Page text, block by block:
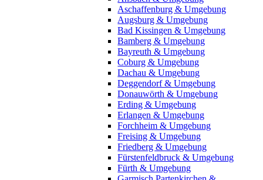
Aschaffenburg & Umgebung
Augsburg & Umgebung
Bad Kissingen & Umgebung
Bamberg & Umgebung
Bayreuth & Umgebung
Coburg & Umgebung
Dachau & Umgebung
Deggendorf & Umgebung
Donauwörth & Umgebung
Erding & Umgebung
Erlangen & Umgebung
Forchheim & Umgebung
Freising & Umgebung
Friedberg & Umgebung
Fürstenfeldbruck & Umgebung
Fürth & Umgebung